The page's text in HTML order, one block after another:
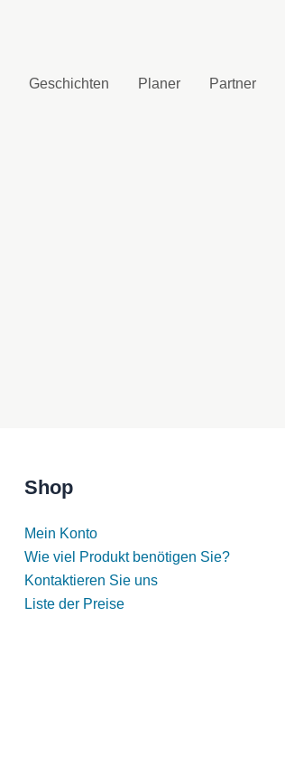
Geschichten Planer Partner
Shop
Mein Konto
Wie viel Produkt benötigen Sie?
Kontaktieren Sie uns
Liste der Preise